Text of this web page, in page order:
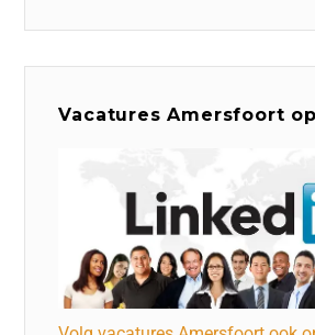
Vacatures Amersfoort